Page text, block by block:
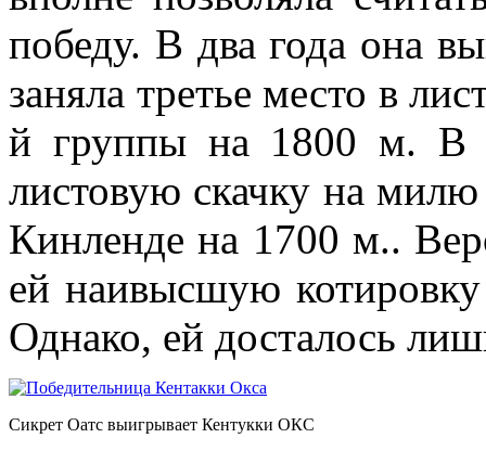
победу. В два года она
заняла третье место в
й группы на 1800 м. В
листовую скачку на
Кинленде на 1700 м..
ей наивысшую
Однако, ей досталось
Сикрет Оатс выигрывает Кентукки ОКС